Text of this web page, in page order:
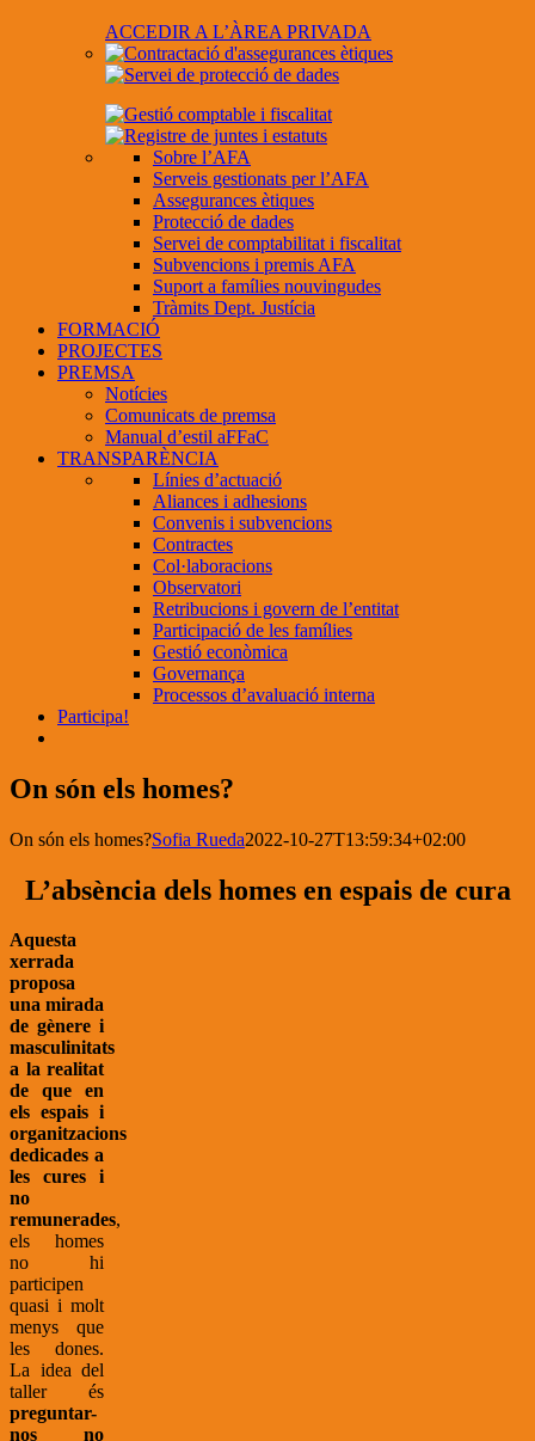
ACCEDIR A L’ÀREA PRIVADA
Sobre l’AFA
Serveis gestionats per l’AFA
Assegurances ètiques
Protecció de dades
Servei de comptabilitat i fiscalitat
Subvencions i premis AFA
Suport a famílies nouvingudes
Tràmits Dept. Justícia
FORMACIÓ
PROJECTES
PREMSA
Notícies
Comunicats de premsa
Manual d’estil aFFaC
TRANSPARÈNCIA
Línies d’actuació
Aliances i adhesions
Convenis i subvencions
Contractes
Col·laboracions
Observatori
Retribucions i govern de l’entitat
Participació de les famílies
Gestió econòmica
Governança
Processos d’avaluació interna
Participa!
On són els homes?
On són els homes?Sofia Rueda2022-10-27T13:59:34+02:00
L’absència dels homes en espais de cura
Aquesta
xerrada
proposa
una mirada
de gènere i
masculinitats
a la realitat
de que en
els espais i
organitzacions
dedicades a
les cures i
no
remunerades,
els homes
no hi
participen
quasi i molt
menys que
les dones.
La idea del
taller és
preguntar-
nos no